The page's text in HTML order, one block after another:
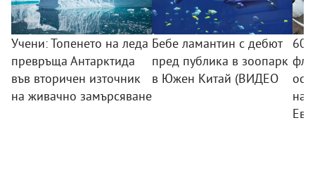
Учени: Топенето на леда
превръща Антарктида
във вторичен източник
на живачно замърсяване
Бебе ламантин с дебют
пред публика в зоопарк
в Южен Китай (ВИДЕО